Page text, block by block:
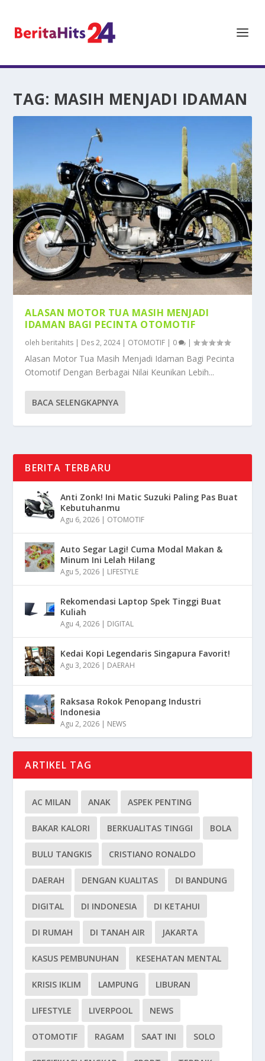
TAG: MASIH MENJADI IDAMAN
ALASAN MOTOR TUA MASIH MENJADI
IDAMAN BAGI PECINTA OTOMOTIF
oleh beritahits | Des 2, 2024| OTOMOTIF | 0 |
Alasan Motor Tua Masih Menjadi Idaman Bagi Pecinta
Otomotif Dengan Berbagai Nilai Keunikan Lebih...
BACA SELENGKAPNYA
BERITA TERBARU
Anti Zonk! Ini Matic Suzuki Paling Pas Buat
Kebutuhanmu
Agu 6, 2026 | OTOMOTIF
Auto Segar Lagi! Cuma Modal Makan &
Minum Ini Lelah Hilang
Agu 5, 2026 | LIFESTYLE
Rekomendasi Laptop Spek Tinggi Buat
Kuliah
Agu 4, 2026 | DIGITAL
Kedai Kopi Legendaris Singapura Favorit!
Agu 3, 2026 | DAERAH
Raksasa Rokok Penopang Industri
Indonesia
Agu 2, 2026 | NEWS
ARTIKEL TAG
AC MILAN ANAK ASPEK PENTING
BAKAR KALORI BERKUALITAS TINGGI BOLA
BULU TANGKIS CRISTIANO RONALDO
DAERAH DENGAN KUALITAS DI BANDUNG
DIGITAL DI INDONESIA DI KETAHUI
DI RUMAH DI TANAH AIR JAKARTA
KASUS PEMBUNUHAN KESEHATAN MENTAL
KRISIS IKLIM LAMPUNG LIBURAN
LIFESTYLE LIVERPOOL NEWS
OTOMOTIF RAGAM SAAT INI SOLO